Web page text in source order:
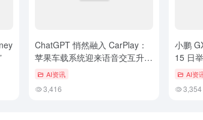
ChatGPT 悄然融入 CarPlay：
苹果车载系统迎来语音交互升
级，仍需专注驾驶
AI资讯
3,416
小鹏
15 日
控转向
AI资
3,354